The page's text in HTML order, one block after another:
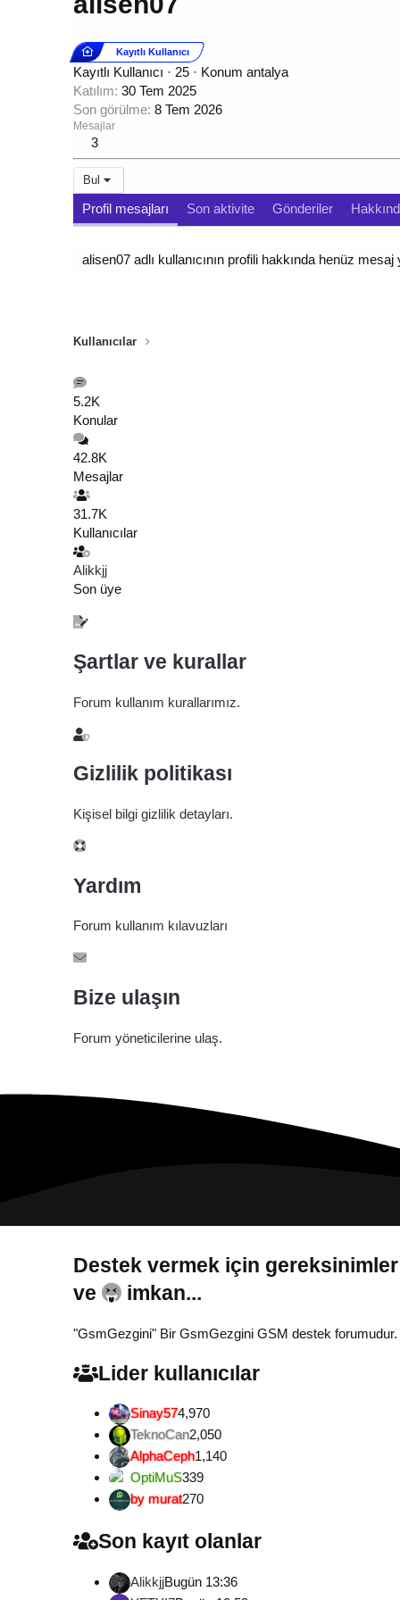
Kayıtlı Kullanıcı
Kayıtlı Kullanıcı · 25 · Konum antalya
Katılım 30 Tem 2025
Son görülme 8 Tem 2026
Mesajlar
3
Bul
Profil mesajları Son aktivite Gönderiler
alisen07 adlı kullanıcının profili hakkında henüz mesaj
Kullanıcılar
5.2K
Konular
42.8K
Mesajlar
31.7K
Kullanıcılar
Alikkjj
Son üye
Şartlar ve kurallar
Forum kullanım kurallarımız.
Gizlilik politikası
Kişisel bilgi gizlilik detayları.
Yardım
Forum kullanım kılavuzları
Bize ulaşın
Forum yöneticilerine ulaş.
Destek vermek için
Gönül...
"GsmGezgini" Bir GsmGezgini GSM destek
Lider kullanıcılar
Sinay574,970
TeknoCan2,050
AlphaCeph1,140
OptiMuS339
by murat270
Son kayıt olanlar
AlikkjjBugün 13:36